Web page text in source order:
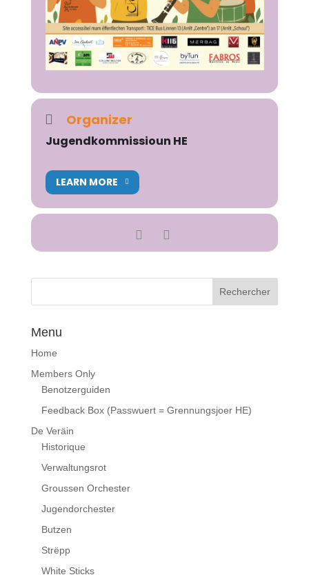
Organizer
Jugendkommissioun HE
LEARN MORE
Menu
Home
Members Only
Benotzerguiden
Feedback Box (Passwuert = Grennungsjoer HE)
De Veräin
Historique
Verwaltungsrot
Groussen Orchester
Jugendorchester
Butzen
Strëpp
White Sticks